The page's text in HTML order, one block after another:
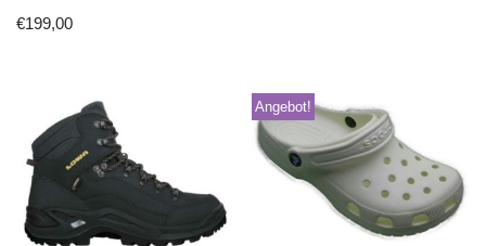
€199,00
Angebot!